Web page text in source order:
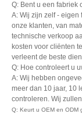
Q: Bent u een fabriek
A: Wij zijn zelf - eigen
onze klanten, van
technische verkoop
kosten voor cliënten
verleent de beste
Q: Hoe controleert u
A: Wij hebben
meer dan 10 jaar, 10
controleren. Wij
Q: Keurt u OEM en ODM